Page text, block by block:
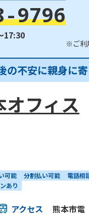
9796
17:30
※ご利
の不安に親身に
フィス
可能 分割払い可能 電話相
あり
アクセス 熊本市電